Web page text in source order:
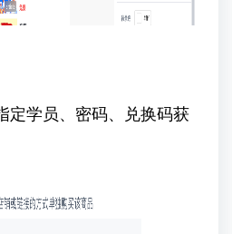
定学员、密码、兑换码获